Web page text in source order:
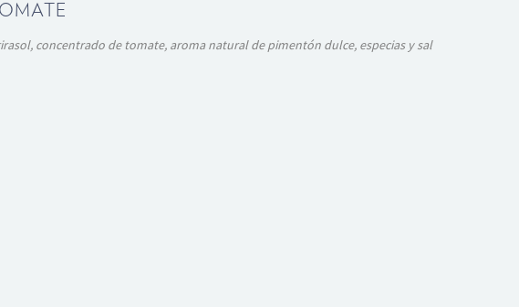
concentrado de tomate, aroma natural de pimentón dulce, especias y sal